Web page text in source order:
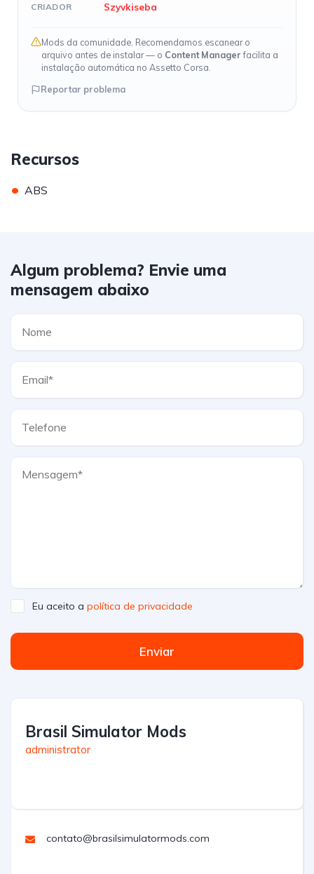
CRIADOR Szyvkiseba
Mods da comunidade. Recomendamos escanear o
arquivo antes de instalar — o Content Managerfacilita a
instalação automática no Assetto Corsa.
Reportar problema
Recursos
• ABS
Algum problema? Envie uma
mensagem abaixo
Eu aceito a política de privacidade
Enviar
Brasil Simulator Mods
administrator
contato@brasilsimulatormods.com